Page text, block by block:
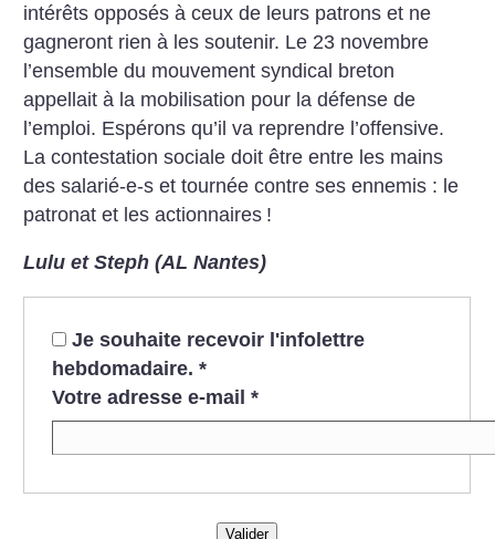
intérêts opposés à ceux de leurs patrons et ne
gagneront rien à les soutenir. Le 23 novembre
l’ensemble du mouvement syndical breton
appellait à la mobilisation pour la défense de
l’emploi. Espérons qu’il va reprendre l’offensive.
La contestation sociale doit être entre les mains
des salarié-e-s et tournée contre ses ennemis : le
patronat et les actionnaires !
Lulu et Steph (AL Nantes)
Je souhaite recevoir l'infolettre
hebdomadaire. *
Votre adresse e-mail *
Valider